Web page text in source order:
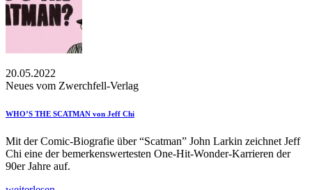
20.05.2022
Neues vom Zwerchfell-Verlag
WHO’S THE SCATMAN von Jeff Chi
Mit der Comic-Biografie über “Scatman” John Larkin zeichnet Jeff
Chi eine der bemerkenswertesten One-Hit-Wonder-Karrieren der
90er Jahre auf.